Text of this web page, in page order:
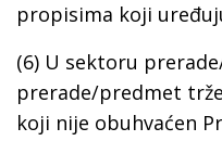
propisima koji
(6) U sektoru
prerade/predmet
koji nije obuhvaćen